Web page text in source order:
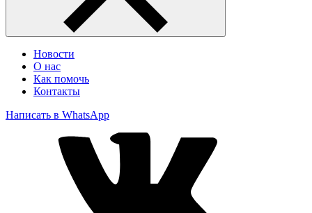
Новости
О нас
Как помочь
Контакты
Написать в WhatsApp